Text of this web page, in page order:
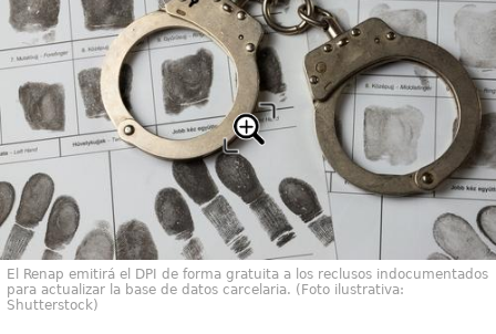
El Renap emitirá el DPI de forma gratuita a los reclusos indocumentados
para actualizar la base de datos carcelaria. (Foto ilustrativa:
Shutterstock)